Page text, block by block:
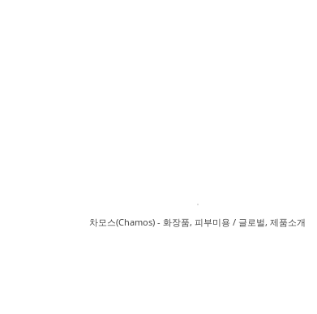
차모스(Chamos) - 화장품, 피부미용 / 글로벌, 제품소개